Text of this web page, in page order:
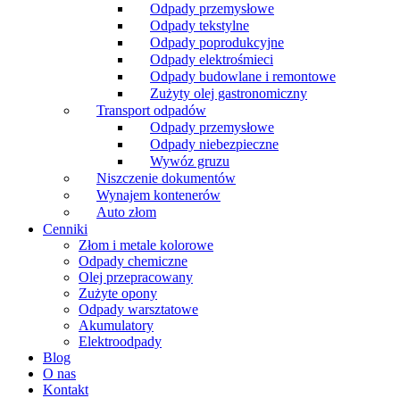
Odpady przemysłowe
Odpady tekstylne
Odpady poprodukcyjne
Odpady elektrośmieci
Odpady budowlane i remontowe
Zużyty olej gastronomiczny
Transport odpadów
Odpady przemysłowe
Odpady niebezpieczne
Wywóz gruzu
Niszczenie dokumentów
Wynajem kontenerów
Auto złom
Cenniki
Złom i metale kolorowe
Odpady chemiczne
Olej przepracowany
Zużyte opony
Odpady warsztatowe
Akumulatory
Elektroodpady
Blog
O nas
Kontakt